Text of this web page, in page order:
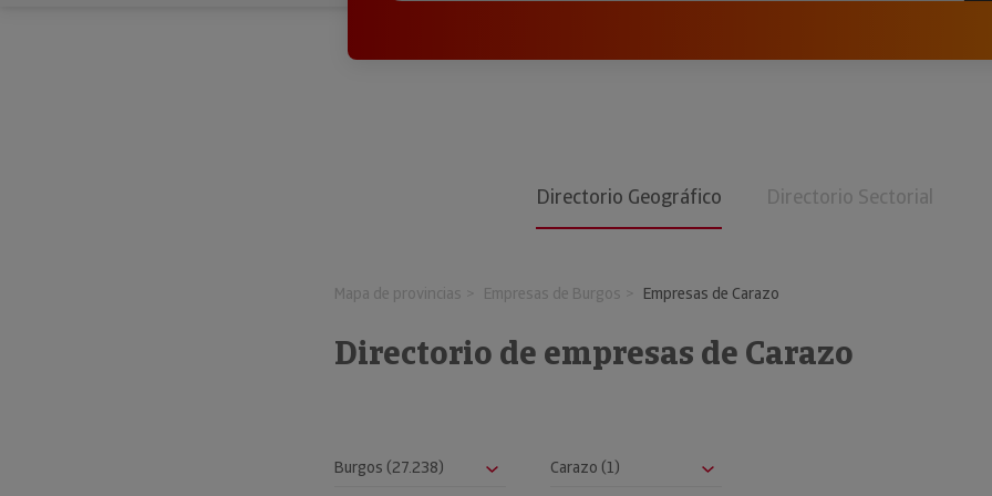
Directorio Geográfico Directorio Sectorial
Mapa de provincias Empresas de Burgos Empresas de Carazo
Directorio de empresas de Carazo